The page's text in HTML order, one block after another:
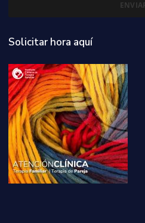
Solicitar hora aquí